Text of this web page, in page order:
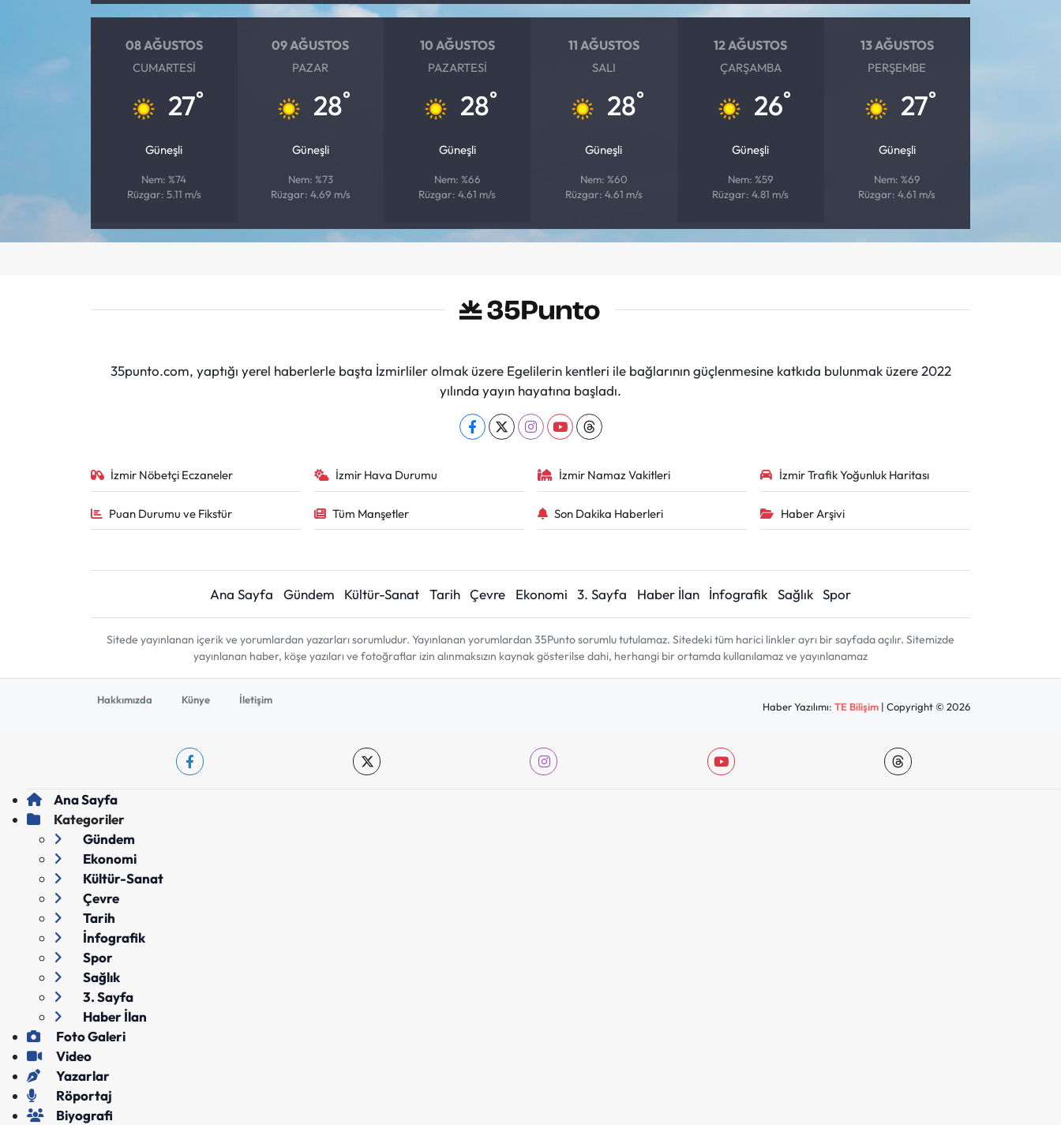
08 AĞUSTOS
CUMARTESI
27°
Güneşli
Nem: %74
Rüzgar: 5.11 m/s
09 AĞUSTOS
PAZAR
28°
Güneşli
Nem: %73
Rüzgar: 4.69 m/s
10 AĞUSTOS
PAZARTESI
28°
Güneşli
Nem: %66
Rüzgar: 4.61 m/s
11 AĞUSTOS
SALI
28°
Güneşli
Nem: %60
Rüzgar: 4.61 m/s
12 AĞUSTOS
ÇARŞAMBA
26°
Güneşli
Nem: %59
Rüzgar: 4.81 m/s
13 AĞUSTOS
PERŞEMBE
27°
Güneşli
Nem: %69
Rüzgar: 4.61 m/s
35punto.com, yaptığı yerel haberlerle başta İzmirliler olmak üzere Egelilerin kentleri ile bağlarının güçlenmesine katkıda bulunmak üzere 2022
yılında yayın hayatına başladı.
İzmir Nöbetçi Eczaneler İzmir Hava Durumu İzmir Namaz Vakitleri İzmir Trafik Yoğunluk Haritası
Puan Durumu ve Fikstür Tüm Manşetler Son Dakika Haberleri Haber Arşivi
Ana Sayfa Gündem Kültür-Sanat Tarih Çevre Ekonomi 3. Sayfa Haber İlan İnfografik Sağlık Spor
Sitede yayınlanan içerik ve yorumlardan yazarları sorumludur. Yayınlanan yorumlardan 35Punto sorumlu tutulamaz. Sitedeki tüm harici linkler ayrı bir sayfada açılır. Sitemizde
yayınlanan haber, köşe yazıları ve fotoğraflar izin alınmaksızın kaynak gösterilse dahi, herhangi bir ortamda kullanılamaz ve yayınlanamaz
Hakkımızda Künye İletişim
Haber Yazılımı:TE Bilişim | Copyright © 2026
Ana Sayfa
Kategoriler
Gündem
Ekonomi
Kültür-Sanat
Çevre
Tarih
İnfografik
Spor
Sağlık
3. Sayfa
Haber İlan
Foto Galeri
Video
Yazarlar
Röportaj
Biyografi